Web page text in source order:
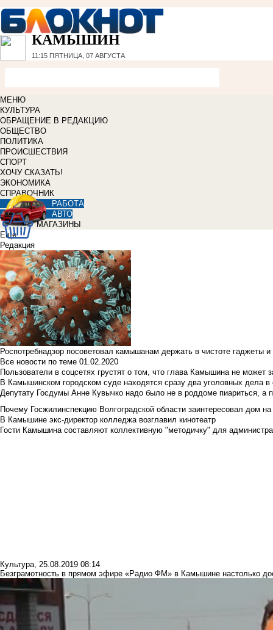
КАМЫШИН
11:15 ПЯТНИЦА, 07 АВГУСТА
МЕНЮ
КУЛЬТУРА
ОБРАЩЕНИЕ В РЕДАКЦИЮ
ОБЩЕСТВО
ПОЛИТИКА
ПРОИСШЕСТВИЯ
СПОРТ
ХОЧУ СКАЗАТЬ!
ЭКОНОМИКА
СПРАВОЧНИК
РАБОТА
АВТО
МАГАЗИНЫ
Еще
Редакция
Роспотребнадзор посоветовал камышанам держать в чистоте гаджеты
Все новости по теме 01.02.2020
Пользователи в соцсетях грустят о том, что глава Камышина не может
В Камышинском городском суде находятся сразу два уголовных дела
Депутату Госдумы Анне Кувычко надо было не в роддоме пиариться, а
Почему Госжилинспекцию Волгоградской области заинтересовал дом
В Камышине экс-директор колледжа возглавил кинотеатр
Гости Камышина составляют коллективную "методичку" для
Культура, 25.08.2019 08:14
Безграмотность в прямом эфире «Радио ФМ» в Камышине настолько